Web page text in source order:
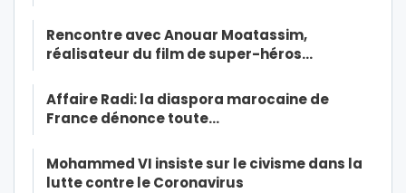
Rencontre avec Anouar Moatassim,
réalisateur du film de super-héros…
Affaire Radi: la diaspora marocaine de
France dénonce toute…
Mohammed VI insiste sur le civisme dans la
lutte contre le Coronavirus